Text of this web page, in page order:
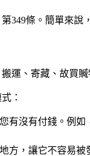
349條。簡單來
搬運、寄藏、故買
：
有沒有付錢。例
方，讓它不容易被